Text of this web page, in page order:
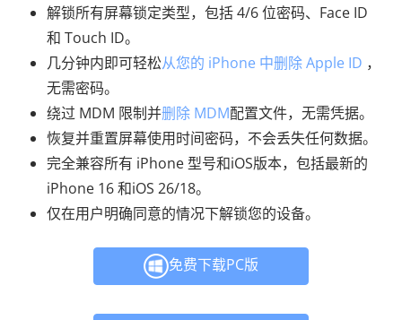
解锁所有屏幕锁定类型，包括 4/6 位密码、Face ID
和 Touch ID。
几分钟内即可轻松从您的 iPhone 中删除 Apple ID ，
无需密码。
绕过 MDM 限制并删除 MDM配置文件，无需凭据。
恢复并重置屏幕使用时间密码，不会丢失任何数据。
完全兼容所有 iPhone 型号和iOS版本，包括最新的
iPhone 16 和iOS 26/18。
仅在用户明确同意的情况下解锁您的设备。
免费下载PC版